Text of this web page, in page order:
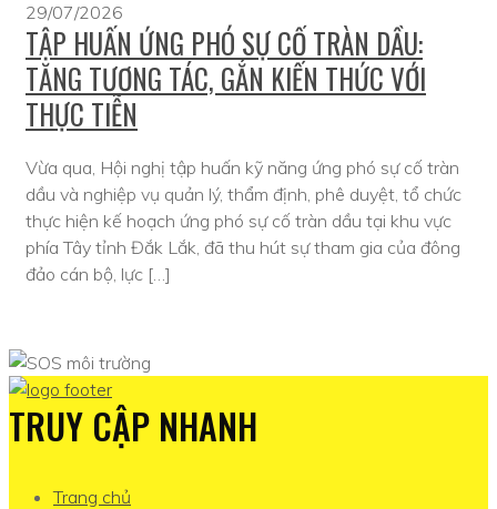
29/07/2026
TẬP HUẤN ỨNG PHÓ SỰ CỐ TRÀN DẦU:
TĂNG TƯƠNG TÁC, GẮN KIẾN THỨC VỚI
THỰC TIỄN
Vừa qua, Hội nghị tập huấn kỹ năng ứng phó sự cố tràn
dầu và nghiệp vụ quản lý, thẩm định, phê duyệt, tổ chức
thực hiện kế hoạch ứng phó sự cố tràn dầu tại khu vực
phía Tây tỉnh Đắk Lắk, đã thu hút sự tham gia của đông
đảo cán bộ, lực […]
TRUY CẬP NHANH
Trang chủ